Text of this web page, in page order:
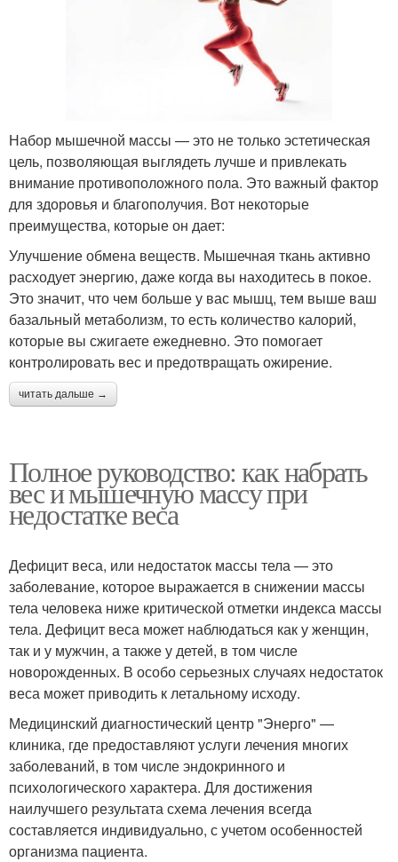
Набор мышечной массы — это не только эстетическая
цель, позволяющая выглядеть лучше и привлекать
внимание противоположного пола. Это важный фактор
для здоровья и благополучия. Вот некоторые
преимущества, которые он дает:
Улучшение обмена веществ. Мышечная ткань активно
расходует энергию, даже когда вы находитесь в покое.
Это значит, что чем больше у вас мышц, тем выше ваш
базальный метаболизм, то есть количество калорий,
которые вы сжигаете ежедневно. Это помогает
контролировать вес и предотвращать ожирение.
читать дальше →
Полное руководство: как набрать
вес и мышечную массу при
недостатке веса
Дефицит веса, или недостаток массы тела — это
заболевание, которое выражается в снижении массы
тела человека ниже критической отметки индекса массы
тела. Дефицит веса может наблюдаться как у женщин,
так и у мужчин, а также у детей, в том числе
новорожденных. В особо серьезных случаях недостаток
веса может приводить к летальному исходу.
Медицинский диагностический центр "Энерго" —
клиника, где предоставляют услуги лечения многих
заболеваний, в том числе эндокринного и
психологического характера. Для достижения
наилучшего результата схема лечения всегда
составляется индивидуально, с учетом особенностей
организма пациента.